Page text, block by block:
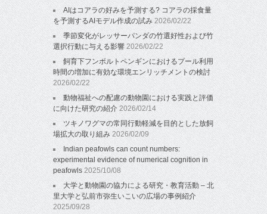
AIはコアラの好みを予測する? コアラの採食量
を予測するAIモデル作成の試み 2026/02/22
季節変化がレッサーパンダの竹選好性および竹
選択行動に与える影響 2026/02/22
飼育下フンボルトペンギンにおけるプール利用
時間の増加に有効な環境エンリッチメントの検討
2026/02/22
動物福祉への配慮の動物園における実践と評価
に向けた研究の紹介 2026/02/14
ツキノワグマの常同行動軽減を目的とした放飼
場拡大の取り組み 2026/02/09
Indian peafowls can count numbers:
experimental evidence of numerical cognition in
peafowls 2025/10/08
大学と動物園の協力による研究・教育活動 – 北
里大学と弘前市弥生いこいの広場の事例紹介
2025/09/28